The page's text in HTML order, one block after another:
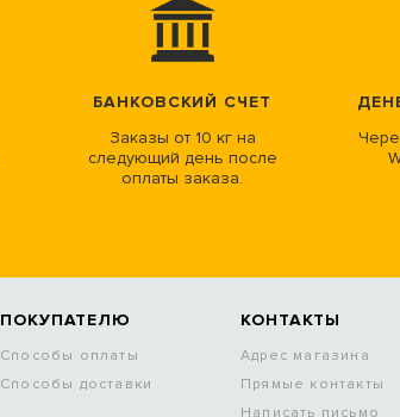
БАНКОВСКИЙ СЧЕТ
Заказы от 10 кг на
следующий день после
оплаты заказа.
ПОКУПАТЕЛЮ
Способы оплаты
Способы доставки
КОНТАКТЫ
Адрес магазина
Прямые контакты
Написать письмо